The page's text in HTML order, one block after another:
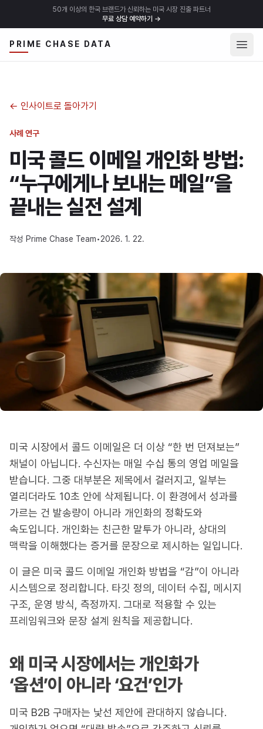
50개 이상의 한국 브랜드가 신뢰하는 미국 시장 진출 파트너
무료 상담 예약하기 →
PRIME CHASE DATA 메뉴
← 인사이트로 돌아가기
사례 연구
미국 콜드 이메일 개인화 방법:
“누구에게나 보내는 메일”을
끝내는 실전 설계
작성 Prime Chase Team•2026. 1. 22.
미국 시장에서 콜드 이메일은 더 이상 “한 번 던져보는”
채널이 아닙니다. 수신자는 매일 수십 통의 영업 메일을
받습니다. 그중 대부분은 제목에서 걸러지고, 일부는
열리더라도 10초 안에 삭제됩니다. 이 환경에서 성과를
가르는 건 발송량이 아니라 개인화의 정확도와
속도입니다. 개인화는 친근한 말투가 아니라, 상대의
맥락을 이해했다는 증거를 문장으로 제시하는 일입니다.
이 글은 미국 콜드 이메일 개인화 방법을 “감”이 아니라
시스템으로 정리합니다. 타깃 정의, 데이터 수집, 메시지
구조, 운영 방식, 측정까지. 그대로 적용할 수 있는
프레임워크와 문장 설계 원칙을 제공합니다.
왜 미국 시장에서는 개인화가
‘옵션’이 아니라 ‘요건’인가
미국 B2B 구매자는 낯선 제안에 관대하지 않습니다.